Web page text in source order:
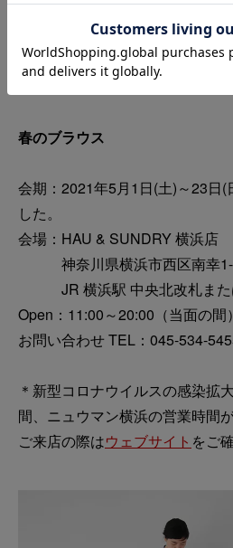
ブランドの個性が詰まった楽し
お気に入りが見つかりそうなこ
春のブラウス
会期：2021年5月1日(土)～23日
した。
会場：HAU & SUNDRY 横浜店
神奈川県横浜市西区南幸1-
JR 横浜駅 中央北改札また
Open：11:00～20:00（当面の間）
お問い合わせ TEL：045-534-
＊新型コロナウイルスの感染拡
間、ニュウマン横浜の営業時間
ご来店の際はウェブサイト をご